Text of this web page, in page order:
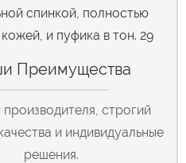
Преимущества
строгий
и индивидуальные
решения.